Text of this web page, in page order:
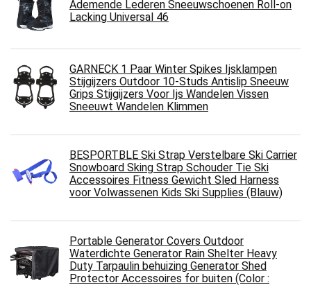
Ademende Lederen Sneeuwschoenen Roll-on
Lacking Universal 46
GARNECK 1 Paar Winter Spikes Ijsklampen
Stijgijzers Outdoor 10-Studs Antislip Sneeuw
Grips Stijgijzers Voor Ijs Wandelen Vissen
Sneeuwt Wandelen Klimmen
BESPORTBLE Ski Strap Verstelbare Ski Carrier
Snowboard Sking Strap Schouder Tie Ski
Accessoires Fitness Gewicht Sled Harness
voor Volwassenen Kids Ski Supplies (Blauw)
Portable Generator Covers Outdoor
Waterdichte Generator Rain Shelter Heavy
Duty Tarpaulin behuizing Generator Shed
Protector Accessoires for buiten (Color :